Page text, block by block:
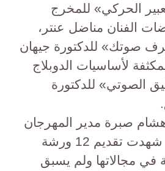
الحركي» للمخرج
الفنان مناضل عنتر،
صوتك» للدكتورة جيهان
لأساسيات الدوبلاج
الصوتي» للدكتورة
صبرة مدير المهرجان
ان الدورة الرابعة شهدت تقديم 12 ورشة
مجالاتها ولم يسبق